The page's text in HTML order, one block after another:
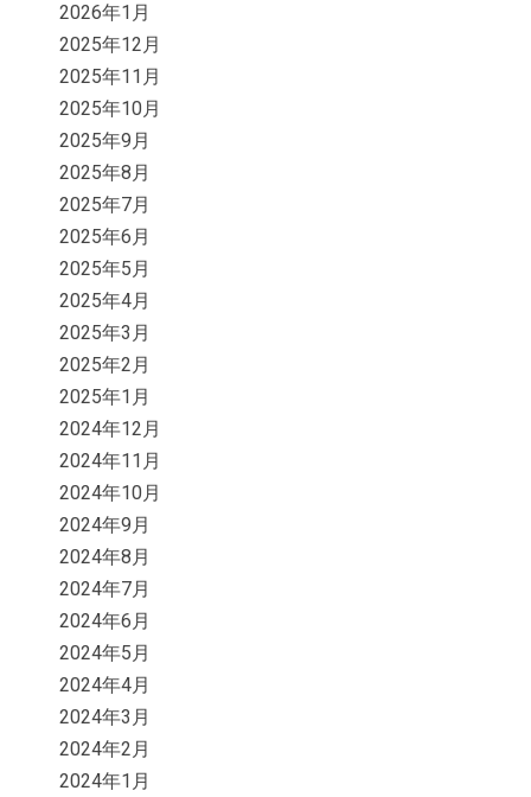
2026年1月
2025年12月
2025年11月
2025年10月
2025年9月
2025年8月
2025年7月
2025年6月
2025年5月
2025年4月
2025年3月
2025年2月
2025年1月
2024年12月
2024年11月
2024年10月
2024年9月
2024年8月
2024年7月
2024年6月
2024年5月
2024年4月
2024年3月
2024年2月
2024年1月